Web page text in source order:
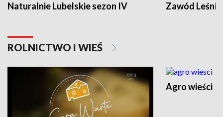
Naturalnie Lubelskie sezon IV Zawód Leśnik
ROLNICTWO I WIEŚ
Agro wieści